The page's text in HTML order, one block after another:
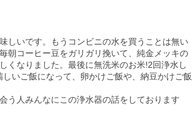
しいです。もうコンビニの水を買うことは無い
朝コーヒー豆をガリガリ挽いて、純金メッキの
くなりました。最後に無洗米のお米!2回浄水し
いご飯になって、卵かけご飯や、納豆かけご飯
う人みんなにこの浄水器の話をしております